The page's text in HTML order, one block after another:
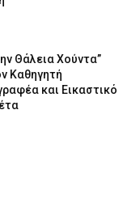
Θάλεια Χούντα”
Καθηγητή
και Εικαστικό